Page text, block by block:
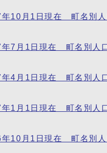
年10月1日現在 町名別人
年7月1日現在 町名別人
年4月1日現在 町名別人
年1月1日現在 町名別人
年10月1日現在 町名別人